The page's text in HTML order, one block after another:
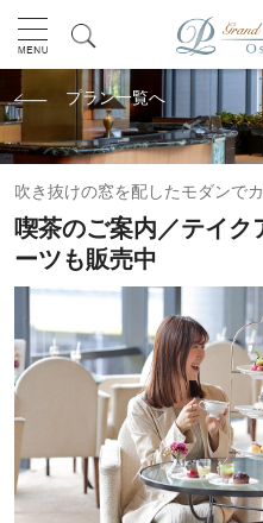
プラン一覧へ
吹き抜けの窓を配したモダンで
喫茶のご案内／テイク
ーツも販売中